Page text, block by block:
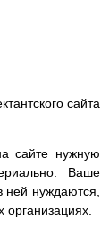
сайта
сайте нужную
Ваше
нуждаются,